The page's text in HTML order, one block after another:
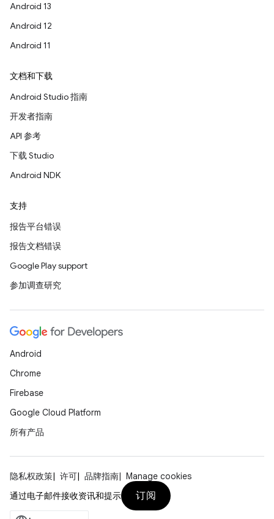
Android 13
Android 12
Android 11
文档和下载
Android Studio 指南
开发者指南
API 参考
下载 Studio
Android NDK
支持
报告平台错误
报告文档错误
Google Play support
参加调查研究
Android
Chrome
Firebase
Google Cloud Platform
所有产品
隐私权政策 许可 品牌指南
Manage cookies
通过电子邮件接收资讯和提示
订阅